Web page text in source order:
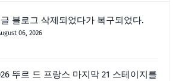
블로그 삭제되었다가 복구되었다.
06, 2026
뚜르 드 프랑스 마지막 21 스테이지를